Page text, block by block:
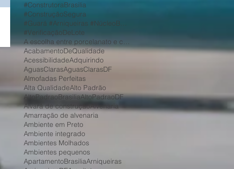
#ConstrutoraBrasilia
#ConstruçãoSegura
#Guará #Arniqueiras #NúcleoBandeirante #Taguatinga #VicentePires #ParkWay #JardimBotânico
#VerificaçãoDeLote
A escolha entre porcelanato e cerâmica depende de diversos fatores
AcabamentoDeQualidade
AcessibilidadeAdquirindo
AguasClarasAguasClarasDF
Almofadas Perfeitas
Alta QualidadeAlto Padrão
AltoPadraoBrasiliaAltoPadraoDF
Alvará de construçãoAlvenaria
Amarração de alvenaria
Ambiente em Preto
Ambiente integrado
Ambientes Molhados
Ambientes pequenos
ApartamentoBrasiliaArniqueiras